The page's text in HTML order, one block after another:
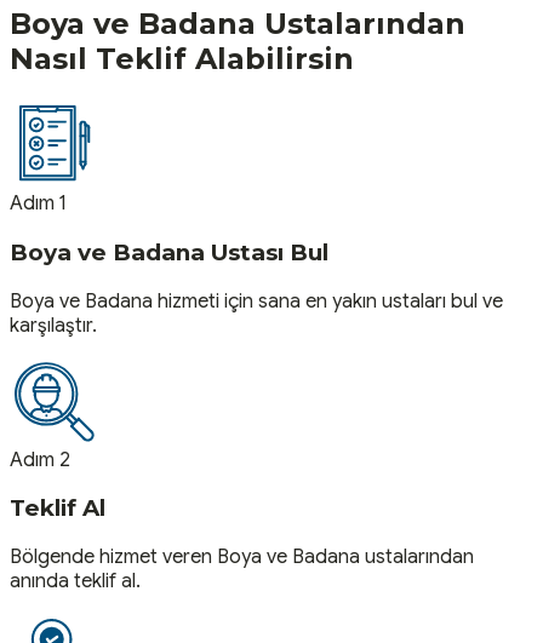
Boya ve Badana Ustalarından
Nasıl Teklif Alabilirsin
Adım 1
Boya ve Badana Ustası Bul
Boya ve Badana hizmeti için sana en yakın ustaları bul ve
karşılaştır.
Adım 2
Teklif Al
Bölgende hizmet veren Boya ve Badana ustalarından
anında teklif al.